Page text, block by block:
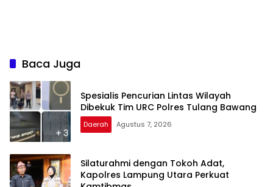
Baca Juga
Spesialis Pencurian Lintas Wilayah
Dibekuk Tim URC Polres Tulang Bawang
Daerah Agustus 7, 2026
Silaturahmi dengan Tokoh Adat,
Kapolres Lampung Utara Perkuat